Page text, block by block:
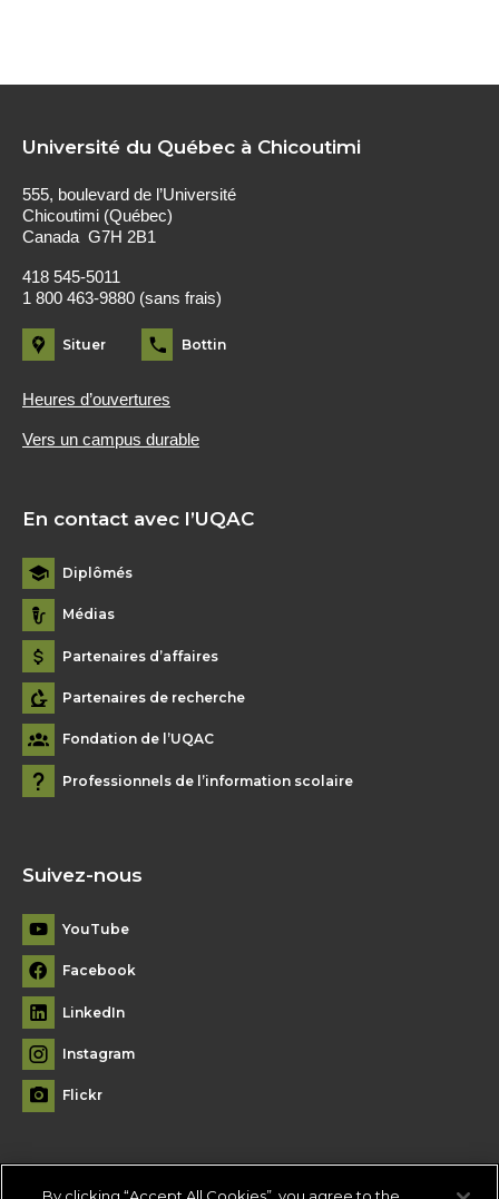
Université du Québec à Chicoutimi
555, boulevard de l’Université
Chicoutimi (Québec)
Canada G7H 2B1
418 545-5011
1 800 463-9880 (sans frais)
Situer Bottin
Heures d’ouvertures
Vers un campus durable
En contact avec l’UQAC
Diplômés
Médias
Partenaires d’affaires
Partenaires de recherche
Fondation de l’UQAC
Professionnels de l’information scolaire
Suivez-nous
YouTube
Facebook
LinkedIn
Instagram
Flickr